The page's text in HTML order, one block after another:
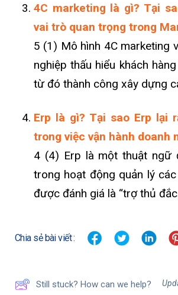
4C marketing là gì? Tại
vai trò quan trọng trong
5 (1) Mô hình 4C marketing
nghiệp thấu hiểu khách
từ đó thành công xây dựng
Erp là gì? Tại sao Erp lại
trong việc vận hành doanh
4 (4) Erp là một thuật ngữ
trong hoạt động quản lý
được đánh giá là “trợ thủ
Chia sẻ bài viết :
Still stuck? How can we help?